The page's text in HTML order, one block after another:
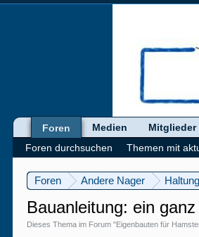
Foren Andere Nager Haltung
Bauanleitung: ein
Dieses Thema im Forum "Eigenbauten für
Foren
Foren durchsuchen
Themen mit
Medien Mitglieder